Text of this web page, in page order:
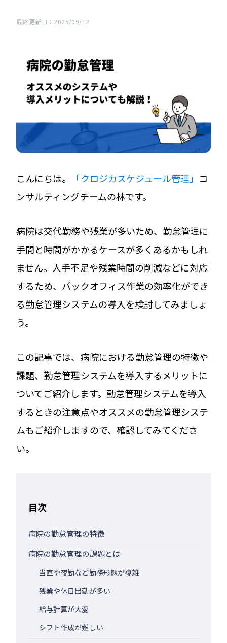
最終更新日：2025/09/12
こんにちは。 「クロジカスケジュール管理」 コ
ンサルティングチームの林です。
病院は交代勤務や残業が多いため、勤怠管理に
手間と時間がかかるケースが多くあるかもしれ
ません。人手不足や残業時間の削減などに対応
するため、バックオフィス作業の効率化ができ
る勤怠管理システムの導入を検討してみましょ
う。
この記事では、病院における勤怠管理の特徴や
課題、勤怠管理システムを導入するメリットに
ついてご紹介します。勤怠管理システムを導入
するときの注意点やオススメの勤怠管理システ
ムもご紹介しますので、確認してみてくださ
い。
目次
病院の勤怠管理の特徴
病院の勤怠管理の課題とは
当直や夜勤など勤務形態が複雑
残業や休日出勤が多い
給与計算が大変
シフト作成が難しい